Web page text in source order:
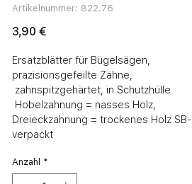
Artikelnummer: 822.76
3,90 €Preis
Ersatzblätter für Bügelsägen,
prazisionsgefeilte Zähne,
Dreieckzahnung = trockenes Holz SB-
verpackt
Anzahl *